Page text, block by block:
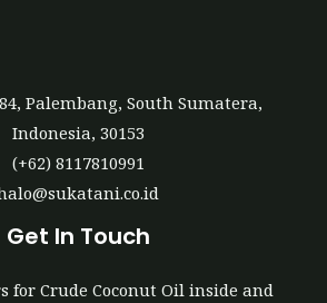
Palembang, South Sumatera,
Indonesia, 30153
(+62) 8117810991
Get In Touch
for Crude Coconut Oil inside and